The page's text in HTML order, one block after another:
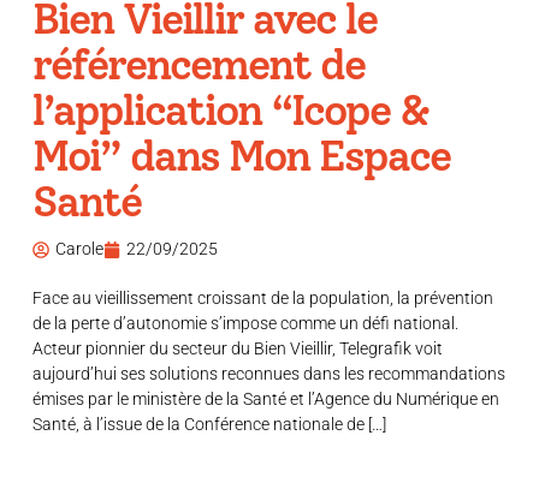
Bien Vieillir avec le
référencement de
l’application “Icope &
Moi” dans Mon Espace
Santé
Carole 22/09/2025
Face au vieillissement croissant de la population, la prévention
de la perte d’autonomie s’impose comme un défi national.
Acteur pionnier du secteur du Bien Vieillir, Telegrafik voit
aujourd’hui ses solutions reconnues dans les recommandations
émises par le ministère de la Santé et l’Agence du Numérique en
Santé, à l’issue de la Conférence nationale de […]